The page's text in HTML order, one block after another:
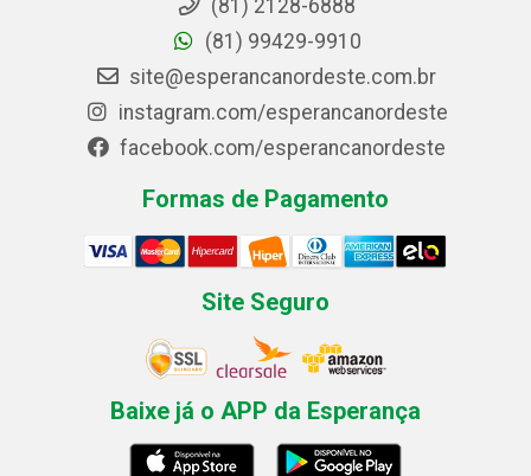
(81) 2128-6888
(81) 99429-9910
site@esperancanordeste.com.br
instagram.com/esperancanordeste
facebook.com/esperancanordeste
Formas de Pagamento
Site Seguro
Baixe já o APP da Esperança